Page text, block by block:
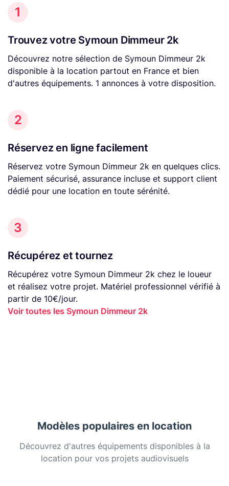
1
Trouvez votre Symoun Dimmeur 2k
Découvrez notre sélection de Symoun Dimmeur 2k
disponible à la location partout en France et bien
d'autres équipements. 1 annonces à votre disposition.
2
Réservez en ligne facilement
Réservez votre Symoun Dimmeur 2k en quelques clics.
Paiement sécurisé, assurance incluse et support client
dédié pour une location en toute sérénité.
3
Récupérez et tournez
Récupérez votre Symoun Dimmeur 2k chez le loueur
et réalisez votre projet. Matériel professionnel vérifié à
partir de 10€/jour.
Voir toutes les Symoun Dimmeur 2k
Modèles populaires en location
Découvrez d'autres équipements disponibles à la
location pour vos projets audiovisuels